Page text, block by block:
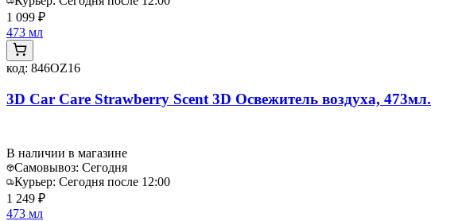
1 099 ₽
473 мл
код: 846OZ16
3D Car Care Strawberry Scent 3D Освежитель воздуха, 473мл.
В наличии в магазине
Самовывоз: Сегодня
Курьер: Сегодня после 12:00
1 249 ₽
473 мл